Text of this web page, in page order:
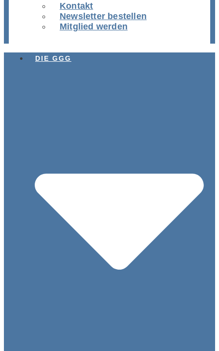
Kontakt
Newsletter bestellen
Mitglied werden
DIE GGG